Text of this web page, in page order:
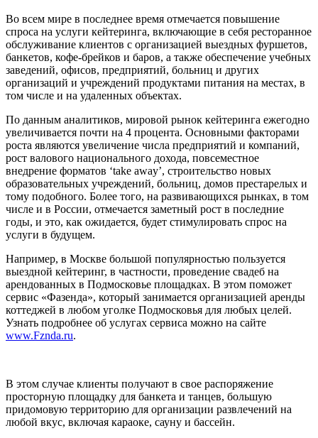
Во всем мире в последнее время отмечается повышение
спроса на услуги кейтеринга, включающие в себя ресторанное
обслуживание клиентов с организацией выездных фуршетов,
банкетов, кофе-брейков и баров, а также обеспечение учебных
заведений, офисов, предприятий, больниц и других
организаций и учреждений продуктами питания на местах, в
том числе и на удаленных объектах.
По данным аналитиков, мировой рынок кейтеринга ежегодно
увеличивается почти на 4 процента. Основными факторами
роста являются увеличение числа предприятий и компаний,
рост валового национального дохода, повсеместное
внедрение форматов ‘take away’, строительство новых
образовательных учреждений, больниц, домов престарелых и
тому подобного. Более того, на развивающихся рынках, в том
числе и в России, отмечается заметный рост в последние
годы, и это, как ожидается, будет стимулировать спрос на
услуги в будущем.
Например, в Москве большой популярностью пользуется
выездной кейтеринг, в частности, проведение свадеб на
арендованных в Подмосковье площадках. В этом поможет
сервис «Фазенда», который занимается организацией аренды
коттеджей в любом уголке Подмосковья для любых целей.
Узнать подробнее об услугах сервиса можно на сайте
www.Fznda.ru.
В этом случае клиенты получают в свое распоряжение
просторную площадку для банкета и танцев, большую
придомовую территорию для организации развлечений на
любой вкус, включая караоке, сауну и бассейн.